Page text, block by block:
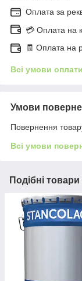
Оплата за
💳 Оплата на
🧾 Оплата на
Всі умови оплати
Умови
Повернення
Всі умови
Подібні товари